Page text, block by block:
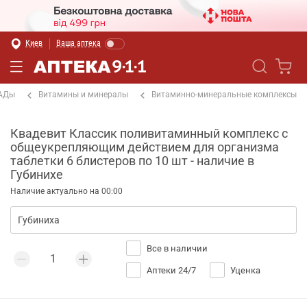
Киев Ваша аптека
Витамины и минералы Витаминно-минеральные комплексы
Квадевит Классик поливитаминный комплекс с
общеукрепляющим действием для организма
таблетки 6 блистеров по 10 шт - наличие в
Губинихе
Наличие актуально на 00:00
Все в наличии
Аптеки 24/7 Уценка